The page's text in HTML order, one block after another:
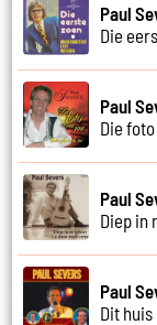
Paul
Die
Paul
Die
Paul
Diep in
Paul
Dit